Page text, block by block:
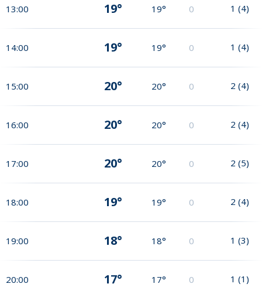
13:00 19° 19° 0 1 (4)
14:00 19° 19° 0 1 (4)
15:00 20° 20° 0 2 (4)
16:00 20° 20° 0 2 (4)
17:00 20° 20° 0 2 (5)
18:00 19° 19° 0 2 (4)
19:00 18° 18° 0 1 (3)
20:00 17° 17° 0 1 (1)